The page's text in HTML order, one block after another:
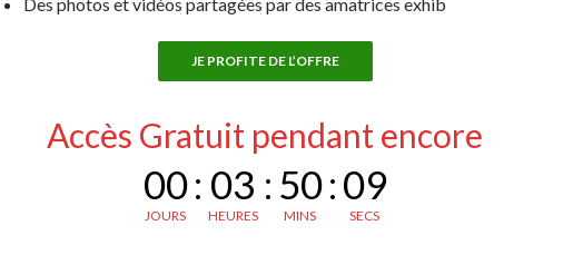
JE PROFITE DE L’OFFRE
Accès Gratuit pendant encore
00
JOURS
: 03
HEURES
: 50
MINS
:08
SECS